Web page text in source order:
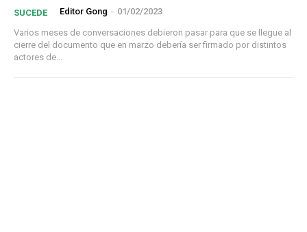
SUCEDE Editor Gong - 01/02/2023
Varios meses de conversaciones debieron pasar para que se llegue al
cierre del documento que en marzo debería ser firmado por distintos
actores de...